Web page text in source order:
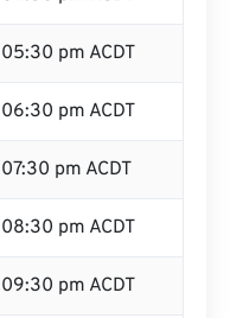
05:30 pm ACDT
06:30 pm ACDT
07:30 pm ACDT
08:30 pm ACDT
09:30 pm ACDT